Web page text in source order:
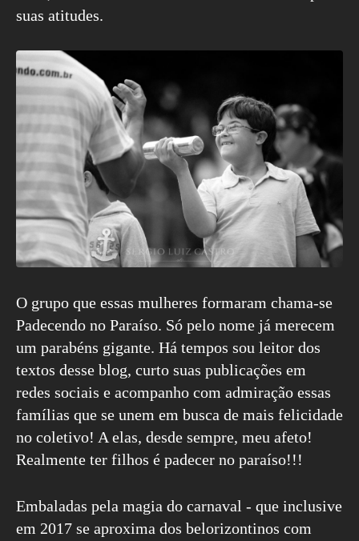
suas atitudes.
O grupo que essas mulheres formaram chama-se
Padecendo no Paraíso. Só pelo nome já merecem
um parabéns gigante. Há tempos sou leitor dos
textos desse blog, curto suas publicações em
redes sociais e acompanho com admiração essas
famílias que se unem em busca de mais felicidade
no coletivo! A elas, desde sempre, meu afeto!
Realmente ter filhos é padecer no paraíso!!!
Embaladas pela magia do carnaval - que inclusive
em 2017 se aproxima dos belorizontinos com